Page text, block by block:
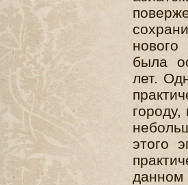
была
лет.
этого